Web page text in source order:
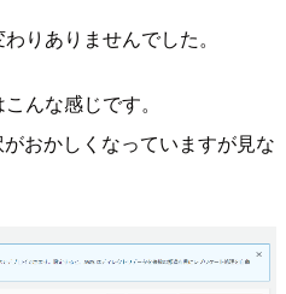
りありませんでした。
んな感じです。
おかしくなっていますが見な